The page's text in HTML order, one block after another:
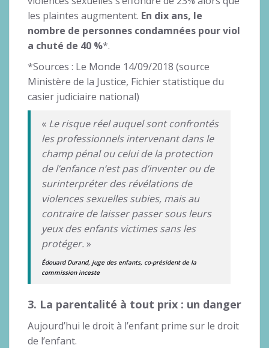
les plaintes augmentent. En dix ans, le
nombre de personnes condamnées pour viol
a chuté de 40 %*.
*Sources : Le Monde 14/09/2018 (source
Ministère de la Justice, Fichier statistique du
casier judiciaire national)
« Le risque réel auquel sont confrontés
les professionnels intervenant dans le
champ pénal ou celui de la protection
de l’enfance n’est pas d’inventer ou de
surinterpréter des révélations de
violences sexuelles subies, mais au
contraire de laisser passer sous leurs
yeux des enfants victimes sans les
protéger. »
Édouard Durand, juge des enfants, co-président de la
commission inceste
3. La parentalité à tout prix : un danger
Aujourd’hui le droit à l’enfant prime sur le droit
de l’enfant.